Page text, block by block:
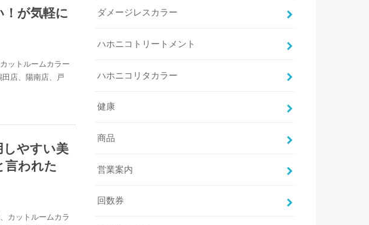
が気軽に
ットルームカラー
店、陽南店、戸
しやすい美
言われた
カットルームカラ
ダメージレスカラー
ハホニコトリートメント
ハホニコリタカラー
健康
商品
営業案内
回数券